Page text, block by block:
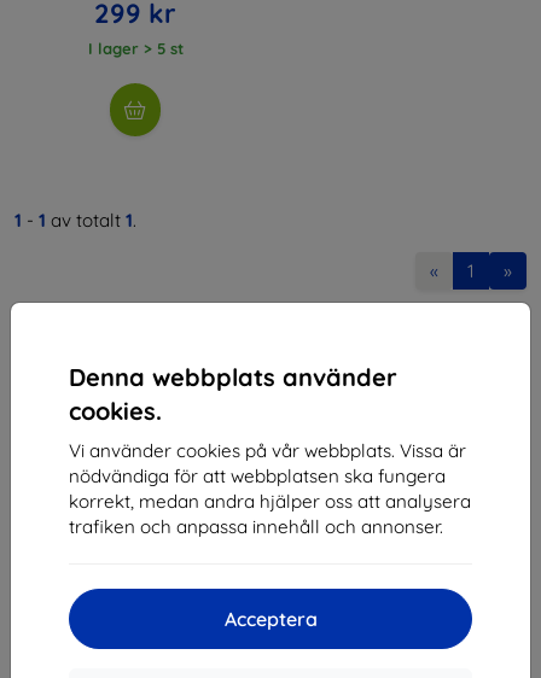
Denna webbplats använder
cookies.
Vi använder cookies på vår webbplats. Vissa är
nödvändiga för att webbplatsen ska fungera
korrekt, medan andra hjälper oss att analysera
trafiken och anpassa innehåll och annonser.
Acceptera
299 kr
I lager > 5 st
1 - 1 av totalt 1.
« 1 »
Shield-SK s.r.o.
Organisationsnummer:46701494
Momsregistreringsnummer:SK2023549671
Kontakt